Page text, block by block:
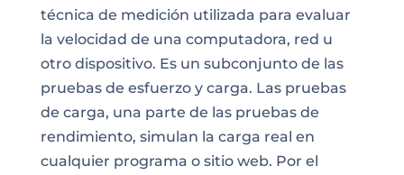
técnica de medición utilizada para evaluar
la velocidad de una computadora, red u
otro dispositivo. Es un subconjunto de las
pruebas de esfuerzo y carga. Las pruebas
de carga, una parte de las pruebas de
rendimiento, simulan la carga real en
cualquier programa o sitio web. Por el